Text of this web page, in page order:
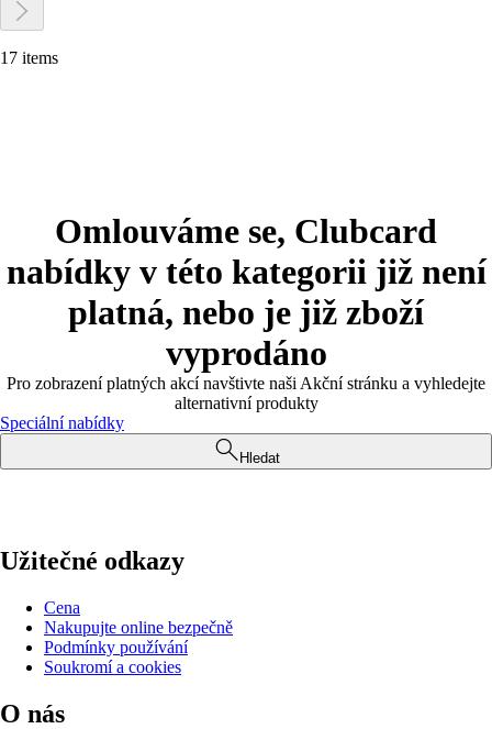
17 items
Omlouváme se, Clubcard
nabídky v této kategorii již není
platná, nebo je již zboží
vyprodáno
Pro zobrazení platných akcí navštivte naši Akční stránku a vyhledejte
alternativní produkty
Speciální nabídky
Hledat
Užitečné odkazy
Cena
Nakupujte online bezpečně
Podmínky používání
Soukromí a cookies
O nás